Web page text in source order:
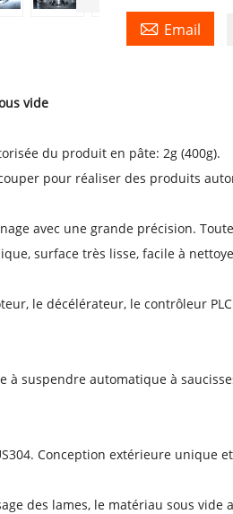
 Email
vide
du produit en pâte: 2g (400g).
pour réaliser des produits
avec une grande précision.
surface très lisse, facile à
le décélérateur, le contrôleur
à suspendre automatique à
Conception extérieure unique
des lames, le matériau sous